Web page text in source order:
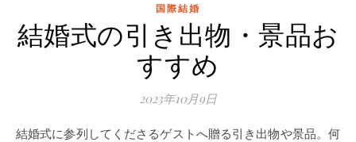
国際結婚
結婚式の引き出物・景品お
すすめ
2023年10月9日
結婚式に参列してくださるゲストへ贈る引き出物や景品。何